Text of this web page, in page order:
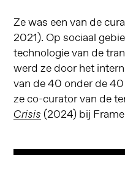
Ze was een van de
2021). Op sociaal
technologie van de
werd ze door het
van de 40 onder de
ze co-curator van de
Crisis (2024) bij